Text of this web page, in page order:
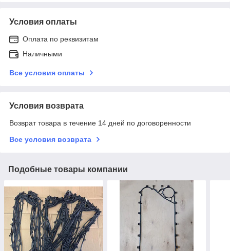
Условия оплаты
Оплата по реквизитам
Наличными
Все условия оплаты
Условия возврата
Возврат товара в течение 14 дней по договоренности
Все условия возврата
Подобные товары компании